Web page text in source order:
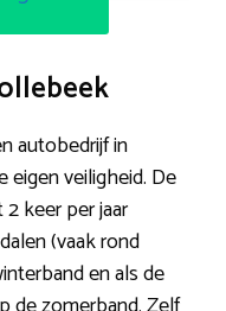
autobedrijf in
veiligheid. De
keer per jaar
(vaak rond
en als de